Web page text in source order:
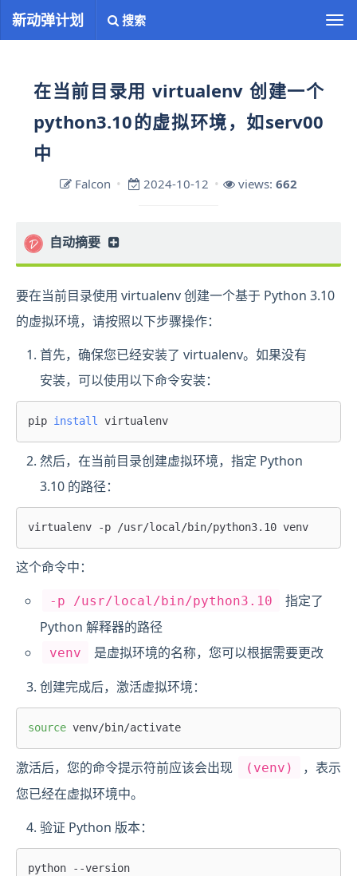
切
换
新动弹计划 搜索
在当前目录用 virtualenv 创建一个
python3.10的虚拟环境，如serv00
中
Falcon 2024-10-12 views: 662
自动摘要
正在生成中……
要在当前目录使用 virtualenv 创建一个基于 Python 3.10
的虚拟环境，请按照以下步骤操作：
首先，确保您已经安装了 virtualenv。如果没有
安装，可以使用以下命令安装：
pip install
然后，在当前目录创建虚拟环境，指定 Python
3.10 的路径：
这个命令中：
-p /usr/local/bin/python3.10
指定了
Python 解释器的路径
venv
是虚拟环境的名称，您可以根据需要更改
创建完成后，激活虚拟环境：
source
激活后，您的命令提示符前应该会出现 (venv)
，表示
您已经在虚拟环境中。
验证 Python 版本：